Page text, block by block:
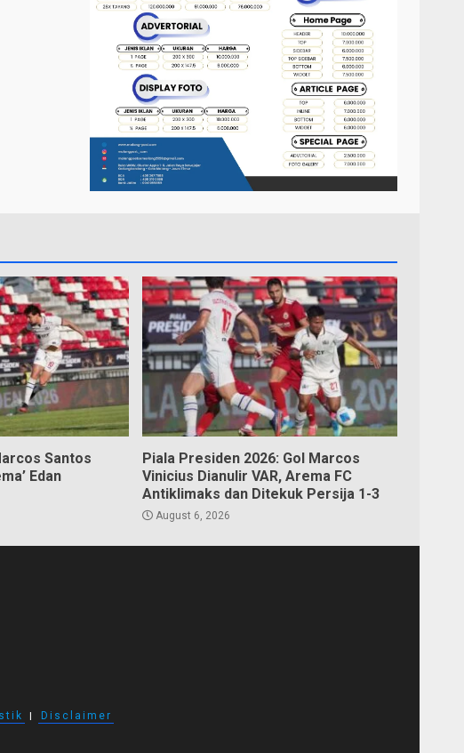
Santos
Edan
Piala Presiden 2026: Gol Marcos
Vinicius Dianulir VAR, Arema FC
Antiklimaks dan Ditekuk Persija 1-3
August 6, 2026
I Disclaimer